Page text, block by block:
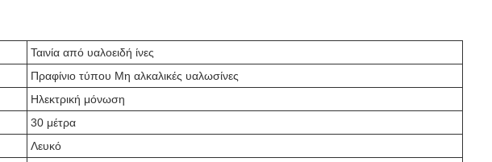
Ταινία από υαλοειδή ίνες
Πραφίνιο τύπου Μη αλκαλικές υαλωσίνες
Ηλεκτρική μόνωση
30 μέτρα
Λευκό